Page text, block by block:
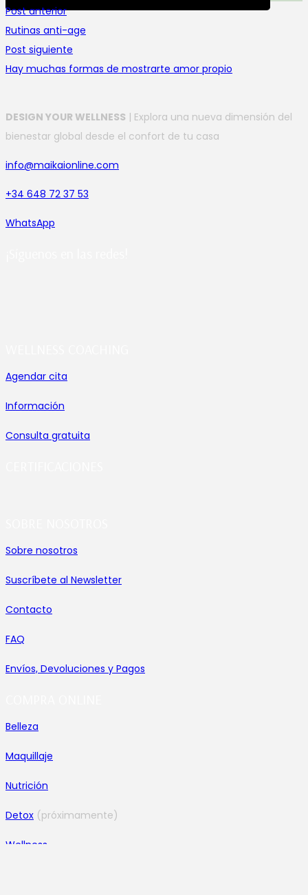
Post anterior
Rutinas anti-age
Post siguiente
Hay muchas formas de mostrarte amor propio
DESIGN YOUR WELLNESS | Explora una nueva dimensión del
bienestar global desde el confort de tu casa
info@maikaionline.com
+34 648 72 37 53
WhatsApp
Agendar cita
Información
Consulta gratuita
Sobre nosotros
Suscríbete al Newsletter
Contacto
FAQ
Envíos, Devoluciones y Pagos
Belleza
Maquillaje
Nutrición
Detox (próximamente)
Wellness